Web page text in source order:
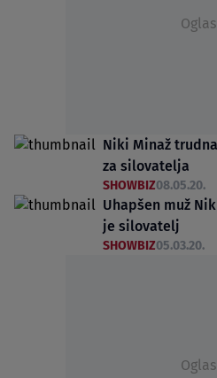
Oglas
Niki Minaž
za silovatelja
SHOWBIZ08.05.20.
Uhapšen muž
je silovatelj
SHOWBIZ05.03.20.
Oglas